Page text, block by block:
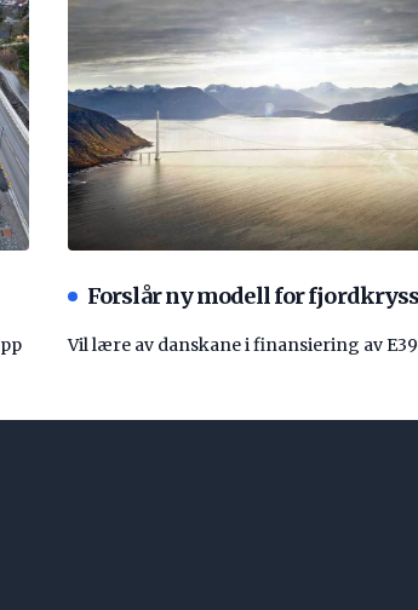
Forslår ny modell for
Vil lære av danskane i finansiering av